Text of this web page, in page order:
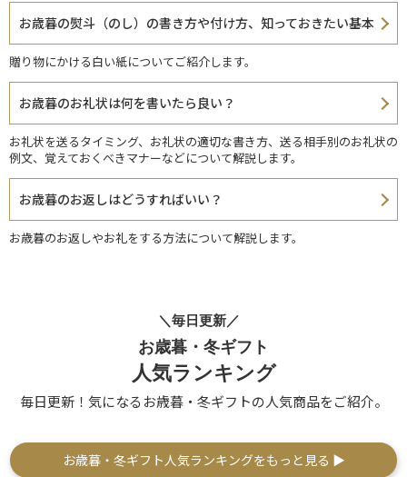
お歳暮の熨斗（のし）の書き方や付け方、知っておきたい基本
贈り物にかける白い紙についてご紹介します。
お歳暮のお礼状は何を書いたら良い？
お礼状を送るタイミング、お礼状の適切な書き方、送る相手別のお礼状の
例文、覚えておくべきマナーなどについて解説します。
お歳暮のお返しはどうすればいい？
お歳暮のお返しやお礼をする方法について解説します。
＼毎日更新／
お歳暮・冬ギフト
人気ランキング
毎日更新！気になるお歳暮・冬ギフトの人気商品をご紹介。
お歳暮・冬ギフト人気ランキングをもっと見る ▶